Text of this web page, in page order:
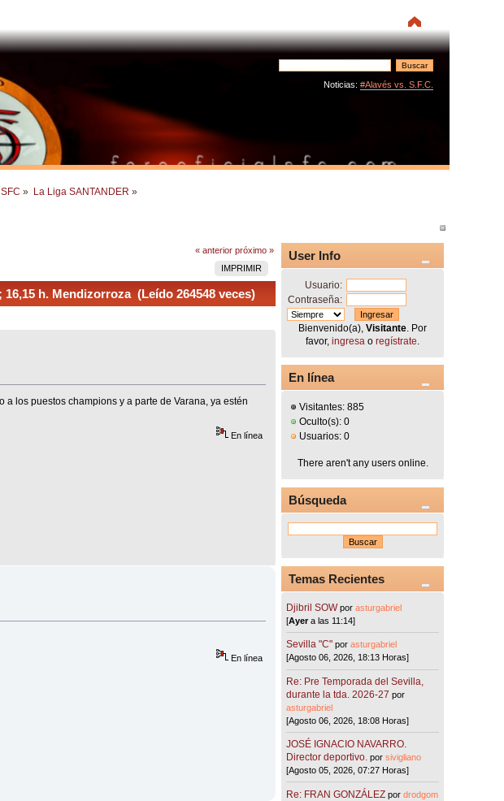
Noticias: #Alavés vs. S.F.C.
» La Liga SANTANDER »
« anterior próximo »
IMPRIMIR
16,15 h. Mendizorroza (Leído 264548 veces)
los puestos champions y a parte de Varana, ya estén
En línea
En línea
User Info
Usuario:
Contraseña:
Bienvenido(a),Visitante . Por
favor,ingresa oregístrate
En línea
Visitantes: 885
Oculto(s): 0
Usuarios: 0
There aren't any users online.
Búsqueda
Temas Recientes
Djibril SOW porasturgabriel
[Ayera las 11:14]
Sevilla "C"porasturgabriel
[Agosto 06, 2026, 18:13 Horas]
Re: Pre Temporada del Sevilla,
durante la tda. 2026-27 por
asturgabriel
[Agosto 06, 2026, 18:08 Horas]
JOSÉ IGNACIO NAVARRO.
Director deportivo. porsivigliano
[Agosto 05, 2026, 07:27 Horas]
Re: FRAN GONZÁLEZ pordrodgom